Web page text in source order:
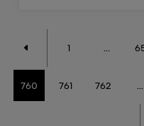
1
760 761 762